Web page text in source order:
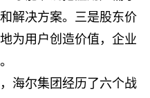
解决方案。三是股东价
为用户创造价值，企业
海尔集团经历了六个战